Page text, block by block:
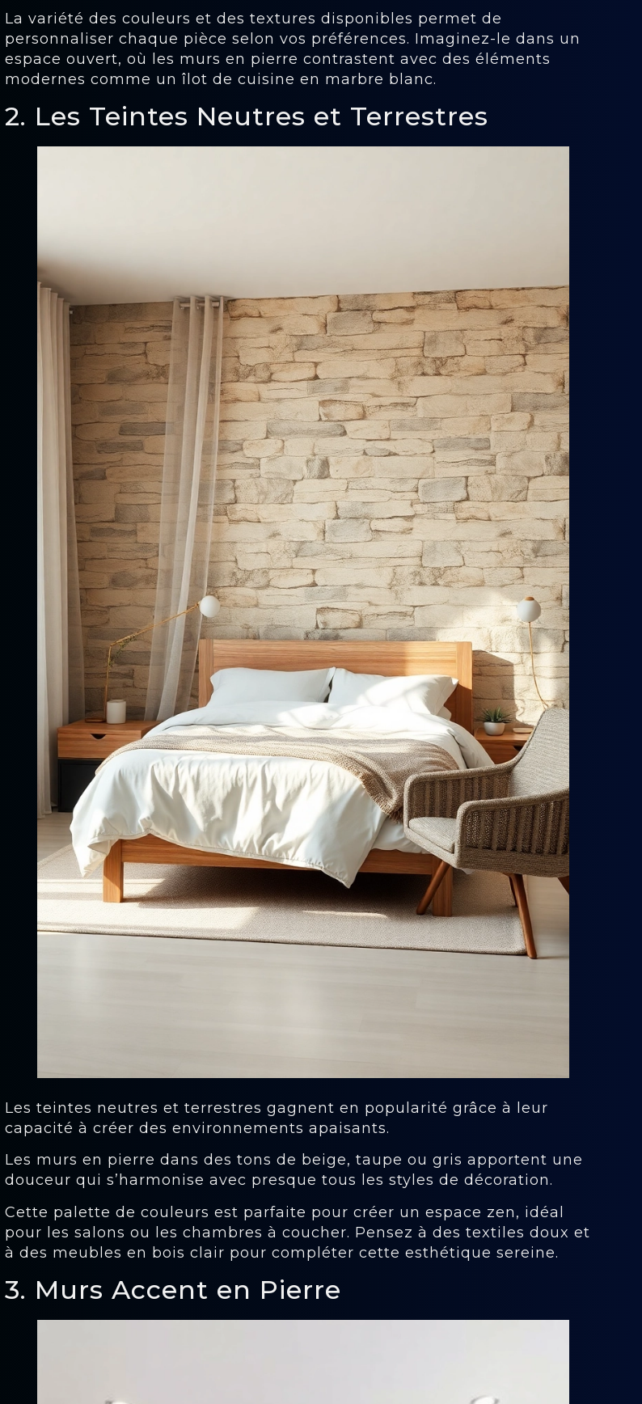
La variété des couleurs et des textures disponibles permet de
personnaliser chaque pièce selon vos préférences. Imaginez-le dans un
espace ouvert, où les murs en pierre contrastent avec des éléments
modernes comme un îlot de cuisine en marbre blanc.
2. Les Teintes Neutres et Terrestres
Les teintes neutres et terrestres gagnent en popularité grâce à leur
capacité à créer des environnements apaisants.
Les murs en pierre dans des tons de beige, taupe ou gris apportent une
douceur qui s’harmonise avec presque tous les styles de décoration.
Cette palette de couleurs est parfaite pour créer un espace zen, idéal
pour les salons ou les chambres à coucher. Pensez à des textiles doux et
à des meubles en bois clair pour compléter cette esthétique sereine.
3. Murs Accent en Pierre